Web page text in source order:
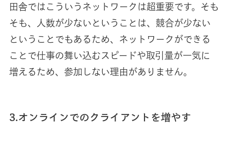
田舎ではこういうネットワークは超重要です。そも
そも、人数が少ないということは、競合が少ない
ということでもあるため、ネットワークができる
ことで仕事の舞い込むスピードや取引量が一気に
増えるため、参加しない理由がありません。
3.オンラインでのクライアントを増やす